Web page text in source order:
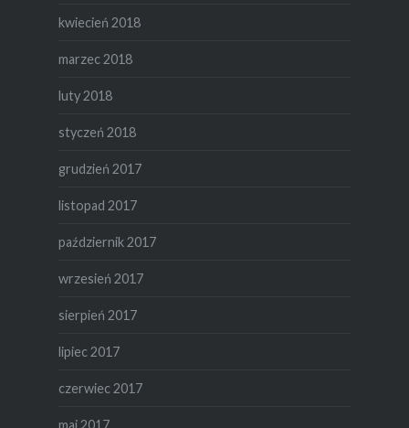
kwiecień 2018
marzec 2018
luty 2018
styczeń 2018
grudzień 2017
listopad 2017
październik 2017
wrzesień 2017
sierpień 2017
lipiec 2017
czerwiec 2017